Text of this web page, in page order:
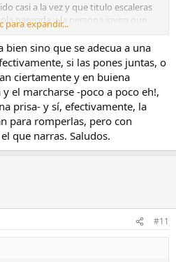
casi a la vez y que titulo escaleras
parecida y la persona joven que
que recorrer.
juntas y titularlas "El transcurso
se entendieran mejor.
en este tipo de foto no tienen el
de fauna u otro tipo.
para expandir...
sino que se adecua a una
si las pones juntas, o
ciertamente y en buiena
el marcharse -poco a poco eh!,
prisa- y sí, efectivamente, la
para romperlas, pero con
que narras. Saludos.
#11